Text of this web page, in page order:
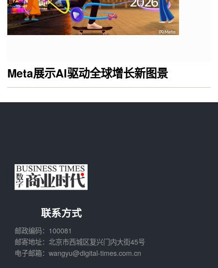
Meta展示AI驱动全球增长新图景
联系方式
邮政编码：100081
邮寄地址：北京市西城区复兴门内大街45号
电子邮箱：wangyu@digital-times.com.cn